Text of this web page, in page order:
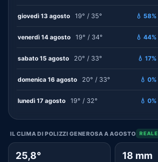
giovedì 13 agosto 19° / 35° 💧 58%
venerdì 14 agosto 19° / 34° 💧 44%
sabato 15 agosto 20° / 33° 💧 17%
domenica 16 agosto 20° / 33° 💧 0%
lunedì 17 agosto 19° / 32° 💧 0%
IL CLIMA DI POLIZZI GENEROSA A AGOSTO REALE
25,8° 18 mm